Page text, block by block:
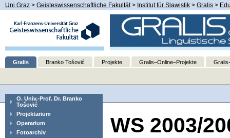
Uni Graz > Geisteswissenschaftliche Fakultät> Institut für Slawistik > Gralis >
Gralis Branko Tošović Projekte Gralis–Online–Projekte
O. Univ.-Prof. Dr. Branko
Tošović
Projektarium
Operarium
Fotoarchiv
WS 2003/